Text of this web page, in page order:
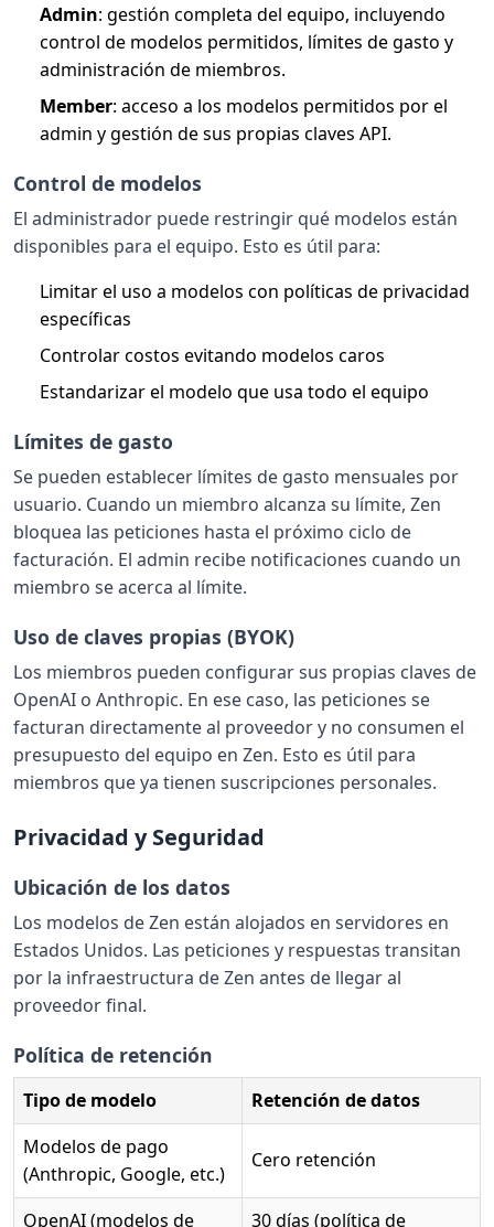
Admin: gestión completa del equipo, incluyendo
control de modelos permitidos, límites de gasto y
administración de miembros.
Member: acceso a los modelos permitidos por el
admin y gestión de sus propias claves API.
Control de modelos
El administrador puede restringir qué modelos están
disponibles para el equipo. Esto es útil para:
Limitar el uso a modelos con políticas de privacidad
específicas
Controlar costos evitando modelos caros
Estandarizar el modelo que usa todo el equipo
Límites de gasto
Se pueden establecer límites de gasto mensuales por
usuario. Cuando un miembro alcanza su límite, Zen
bloquea las peticiones hasta el próximo ciclo de
facturación. El admin recibe notificaciones cuando un
miembro se acerca al límite.
Uso de claves propias (BYOK)
Los miembros pueden configurar sus propias claves de
OpenAI o Anthropic. En ese caso, las peticiones se
facturan directamente al proveedor y no consumen el
presupuesto del equipo en Zen. Esto es útil para
miembros que ya tienen suscripciones personales.
Privacidad y Seguridad
Ubicación de los datos
Los modelos de Zen están alojados en servidores en
Estados Unidos. Las peticiones y respuestas transitan
por la infraestructura de Zen antes de llegar al
proveedor final.
Política de retención
Tipo de modelo
Retención de datos
Modelos de pago
(Anthropic, Google, etc.)
Cero retención
OpenAI (modelos de 30 días (política de